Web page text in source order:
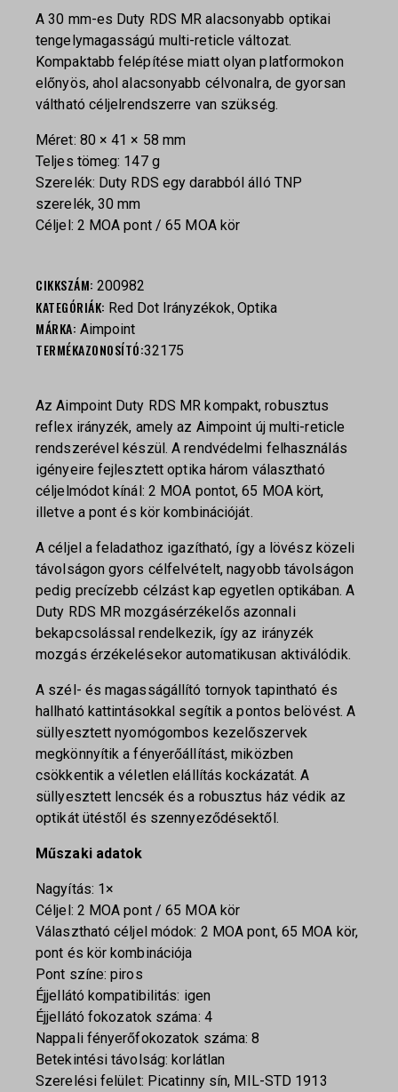
A 30 mm-es Duty RDS MR alacsonyabb optikai
tengelymagasságú multi-reticle változat.
Kompaktabb felépítése miatt olyan platformokon
előnyös, ahol alacsonyabb célvonalra, de gyorsan
váltható céljelrendszerre van szükség.
Méret: 80 × 41 × 58 mm
Teljes tömeg: 147 g
Szerelék: Duty RDS egy darabból álló TNP
szerelék, 30 mm
Céljel: 2 MOA pont / 65 MOA kör
CIKKSZÁM: 200982
KATEGÓRIÁK: Red Dot Irányzékok, Optika
MÁRKA: Aimpoint
TERMÉKAZONOSÍTÓ:32175
Az Aimpoint Duty RDS MR kompakt, robusztus
reflex irányzék, amely az Aimpoint új multi-reticle
rendszerével készül. A rendvédelmi felhasználás
igényeire fejlesztett optika három választható
céljelmódot kínál: 2 MOA pontot, 65 MOA kört,
illetve a pont és kör kombinációját.
A céljel a feladathoz igazítható, így a lövész közeli
távolságon gyors célfelvételt, nagyobb távolságon
pedig precízebb célzást kap egyetlen optikában. A
Duty RDS MR mozgásérzékelős azonnali
bekapcsolással rendelkezik, így az irányzék
mozgás érzékelésekor automatikusan aktiválódik.
A szél- és magasságállító tornyok tapintható és
hallható kattintásokkal segítik a pontos belövést. A
süllyesztett nyomógombos kezelőszervek
megkönnyítik a fényerőállítást, miközben
csökkentik a véletlen elállítás kockázatát. A
süllyesztett lencsék és a robusztus ház védik az
optikát ütéstől és szennyeződésektől.
Műszaki adatok
Nagyítás: 1×
Céljel: 2 MOA pont / 65 MOA kör
Választható céljel módok: 2 MOA pont, 65 MOA kör,
pont és kör kombinációja
Pont színe: piros
Éjjellátó kompatibilitás: igen
Éjjellátó fokozatok száma: 4
Nappali fényerőfokozatok száma: 8
Betekintési távolság: korlátlan
Szerelési felület: Picatinny sín, MIL-STD 1913